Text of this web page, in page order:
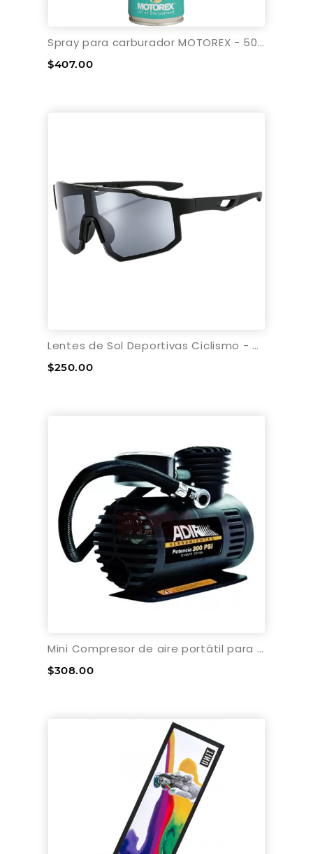
Spray para carburador MOTOREX - 500ml - Aerosol
$407.00
Lentes de Sol Deportivas Ciclismo - Negro/Humo
$250.00
Mini Compresor de aire portátil para llantas 12V
$308.00